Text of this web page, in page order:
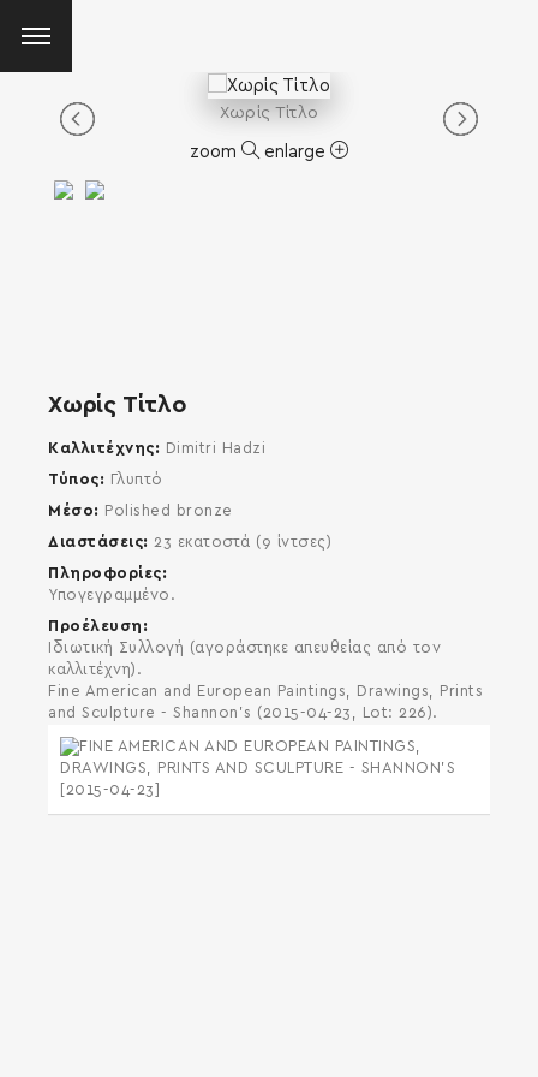
Χωρίς Τίτλο
zoom enlarge
Χωρίς Τίτλο
Καλλιτέχνης
Dimitri Hadzi
Τύπος
Γλυπτό
Μέσο
Polished bronze
Διαστάσεις
23 εκατοστά (9 ίντσες)
Πληροφορίες
Υπογεγραμμένο.
Προέλευση
Ιδιωτική Συλλογή (αγοράστηκε απευθείας από τον
καλλιτέχνη).
Fine American and European Paintings, Drawings, Prints
and Sculpture - Shannon's (2015-04-23, Lot: 226).